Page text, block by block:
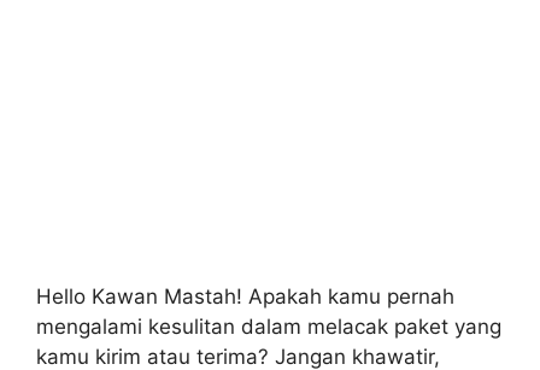
Hello Kawan Mastah! Apakah kamu pernah
mengalami kesulitan dalam melacak paket yang
kamu kirim atau terima? Jangan khawatir,